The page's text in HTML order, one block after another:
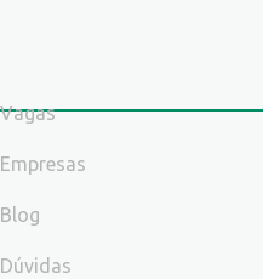
Vagas
Empresas
Blog
Dúvidas